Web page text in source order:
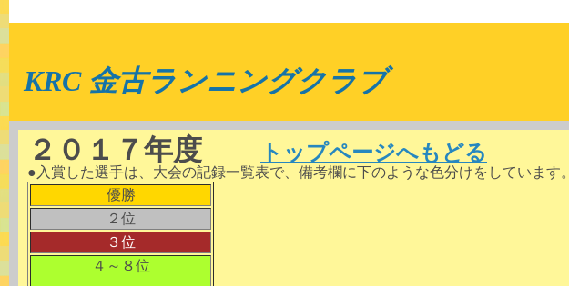
KRC 金古ランニングクラブ
２０１７年度 トップページへもどる
●入賞した選手は、大会の記録一覧表で、備考欄に下のような色分けをしています。
優勝
２位
３位
４～８位